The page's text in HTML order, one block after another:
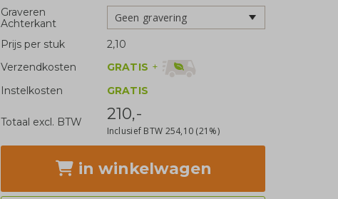
Graveren
Achterkant
Geen gravering
Prijs per stuk
2,10
Verzendkosten
GRATIS +
Instelkosten
GRATIS
Totaal excl. BTW 210,-
Inclusief BTW 254,10 (21%)
in winkelwagen